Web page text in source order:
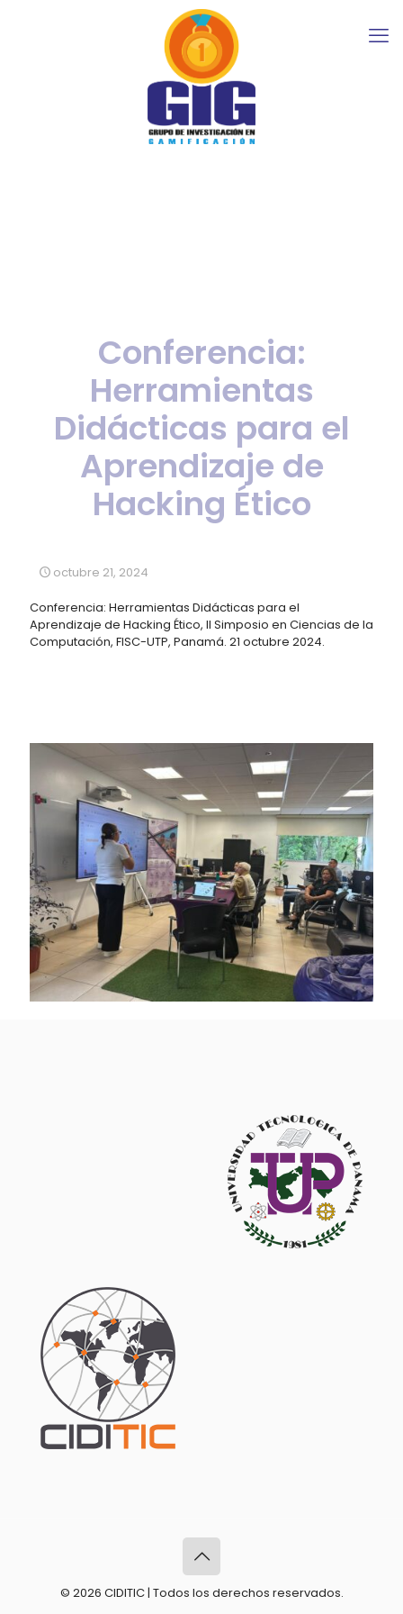
Conferencia:
Herramientas
Didácticas para el
Aprendizaje de
Hacking Ético
octubre 21, 2024
Conferencia: Herramientas Didácticas para el
Aprendizaje de Hacking Ético, II Simposio en Ciencias de la
Computación, FISC-UTP, Panamá. 21 octubre 2024.
© 2026 CIDITIC | Todos los derechos reservados.